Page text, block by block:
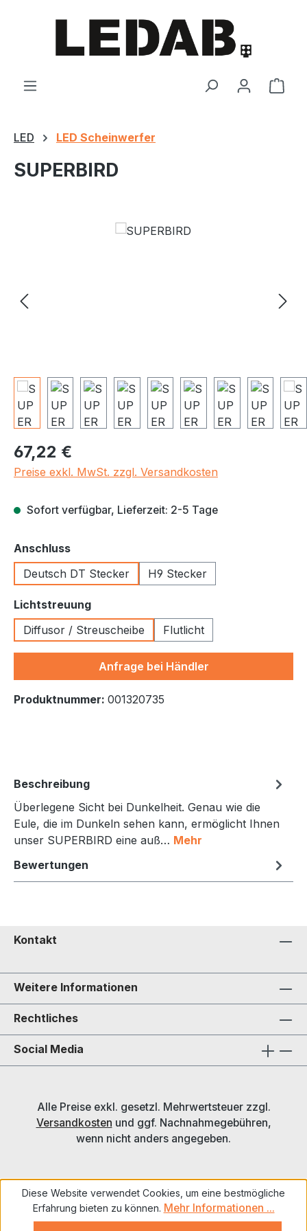
LED LED Scheinwerfer
SUPERBIRD
Bildergalerie überspringen
Regulärer Preis:
67,22 €
Preise exkl. MwSt. zzgl. Versandkosten
Sofort verfügbar, Lieferzeit: 2-5 Tage
Anschlussauswählen
Deutsch DT Stecker
H9 Stecker
Lichtstreuungauswählen
Diffusor / Streuscheibe
Flutlicht
Anfrage bei Händler
Produktnummer: 001320735
Beschreibung
Überlegene Sicht bei Dunkelheit. Genau wie die
Eule, die im Dunkeln sehen kann, ermöglicht Ihnen
unser SUPERBIRD eine auß… Mehr
Bewertungen
Kontakt
Weitere Informationen
Rechtliches
Social Media
Alle Preise exkl. gesetzl. Mehrwertsteuer zzgl.
Versandkosten und ggf. Nachnahmegebühren,
wenn nicht anders angegeben.
Diese Website verwendet Cookies, um eine bestmögliche
Erfahrung bieten zu können. Mehr Informationen ...